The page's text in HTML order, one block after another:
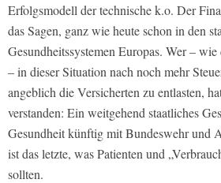
Erfolgsmodell der technische k.o. Der
das Sagen, ganz wie heute schon in den
Gesundheitssystemen Europas. Wer –
– in dieser Situation nach noch mehr
angeblich die Versicherten zu entlasten,
verstanden: Ein weitgehend staatliches
Gesundheit künftig mit Bundeswehr und
ist das letzte, was Patienten und
sollten.